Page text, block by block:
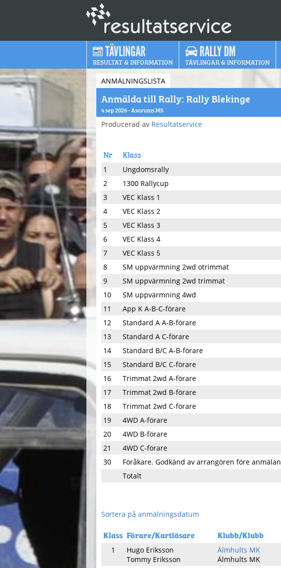
TÄVLINGAR
RESULTAT & INFORMATION
RALLY DM
TÄVLINGAR & INFORMATION
ANMÄLNINGSLISTA
Anmälda till Rally: Rally Blekinge
4 sep 2026 - Asarums MS
Producerad av Resultatservice
Nr Klass
1 Ungdomsrally
2
1300 Rallycup
3
VEC Klass 1
4
VEC Klass 2
5
VEC Klass 3
6
VEC Klass 4
7
VEC Klass 5
8
SM uppvärmning 2wd otrimmat
9
SM uppvärmning 2wd trimmat
10
SM uppvärmning 4wd
11
App K A-B-C-förare
12
Standard A A-B-förare
13
Standard A C-förare
14
Standard B/C A-B-förare
15
Standard B/C C-förare
16
Trimmat 2wd A-förare
17
Trimmat 2wd B-förare
18
Trimmat 2wd C-förare
19
4WD A-förare
20
4WD B-förare
21
4WD C-förare
30
Föråkare. Godkänd av arrangören före anmälan
Totalt
Sortera på anmälningsdatum
Klass Förare/Kartläsare Klubb/Klubb
1
Hugo Eriksson
Tommy Eriksson
Älmhults MK
Älmhults MK